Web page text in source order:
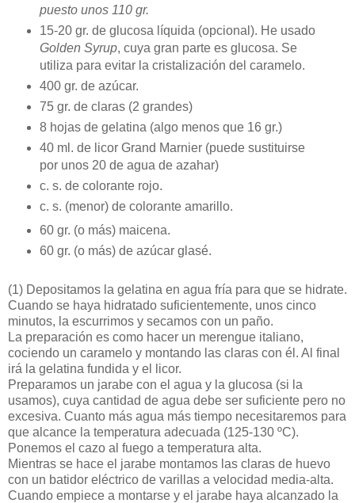
puesto unos 110 gr.
15-20 gr. de glucosa líquida (opcional). He usado
Golden Syrup, cuya gran parte es glucosa. Se
utiliza para evitar la cristalización del caramelo.
400 gr. de azúcar.
75 gr. de claras (2 grandes)
8 hojas de gelatina (algo menos que 16 gr.)
40 ml. de licor Grand Marnier (puede sustituirse
por unos 20 de agua de azahar)
c. s. de colorante rojo.
c. s. (menor) de colorante amarillo.
60 gr. (o más) maicena.
60 gr. (o más) de azúcar glasé.
(1) Depositamos la gelatina en agua fría para que se hidrate.
Cuando se haya hidratado suficientemente, unos cinco
minutos, la escurrimos y secamos con un paño.
La preparación es como hacer un merengue italiano,
cociendo un caramelo y montando las claras con él. Al final
irá la gelatina fundida y el licor.
Preparamos un jarabe con el agua y la glucosa (si la
usamos), cuya cantidad de agua debe ser suficiente pero no
excesiva. Cuanto más agua más tiempo necesitaremos para
que alcance la temperatura adecuada (125-130 ºC).
Ponemos el cazo al fuego a temperatura alta.
Mientras se hace el jarabe montamos las claras de huevo
con un batidor eléctrico de varillas a velocidad media-alta.
Cuando empiece a montarse y el jarabe haya alcanzado la